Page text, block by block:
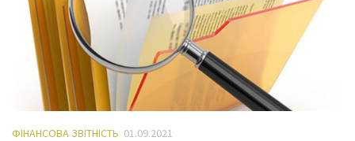
ФІНАНСОВА ЗВІТНІСТЬ 01.09.2021